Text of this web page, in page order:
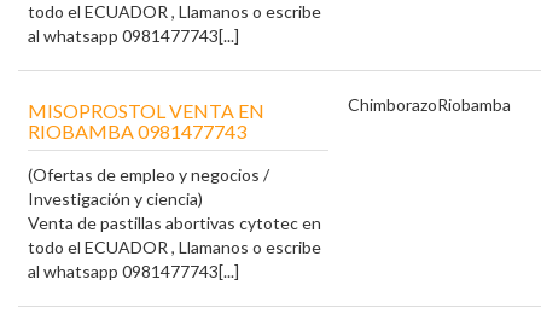
todo el ECUADOR , Llamanos o escribe
al whatsapp 0981477743[...]
MISOPROSTOL VENTA EN
RIOBAMBA 0981477743
(Ofertas de empleo y negocios /
Investigación y ciencia)
Venta de pastillas abortivas cytotec en
todo el ECUADOR , Llamanos o escribe
al whatsapp 0981477743[...]
ChimborazoRiobamba